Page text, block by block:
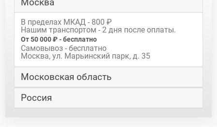
Москва
В пределах МКАД - 800 ₽
Нашим транспортом - 2 дня после оплаты.
От 50 000 ₽ - бесплатно
Самовывоз - бесплатно
Москва, ул. Марьинский парк, д. 35
Московская область
Россия